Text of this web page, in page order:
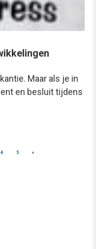
Maar als je in
en besluit tijdens
4 5 >